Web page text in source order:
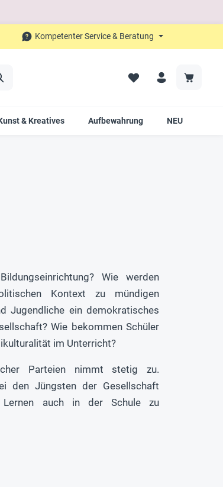
Kompetenter Service & Beratung
& Kreatives Aufbewahrung NEU
Wie werden
Kontext zu mündigen
Jugendliche ein demokratisches
Wie bekommen Schüler
im Unterricht?
Parteien nimmt stetig zu.
den Jüngsten der Gesellschaft
Lernen auch in der Schule zu